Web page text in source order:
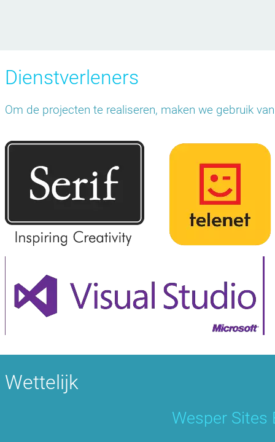
Daarnaast werd ook de iconenset Symbolicons
Dienstverleners
Om de projecten te realiseren, maken we gebruik
Wettelijk
Wesper Sites